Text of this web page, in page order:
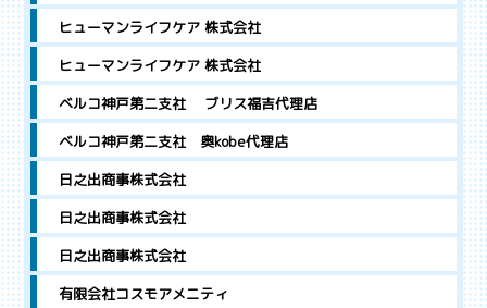
ヒューマンライフケア 株式会社
ヒューマンライフケア 株式会社
ベルコ神戸第二支社 ブリス福吉代理店
ベルコ神戸第二支社 奥kobe代理店
日之出商事株式会社
日之出商事株式会社
日之出商事株式会社
有限会社コスモアメニティ